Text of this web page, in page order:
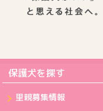
保護犬を探す
里親募集情報